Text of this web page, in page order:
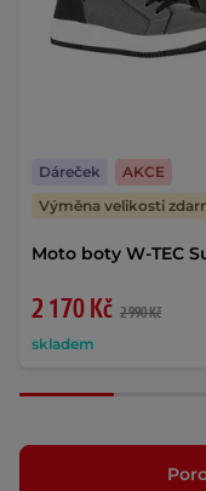
Moto boty W-TEC
2 170 Kč 2 990 Kč
skladem
Dáreček
AKCE
Výměna velikosti